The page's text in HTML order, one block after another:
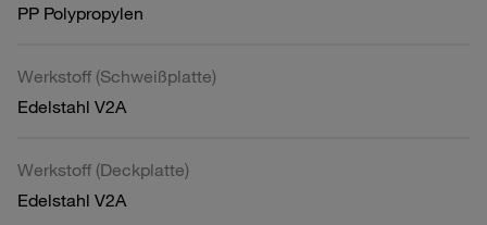
PP Polypropylen
Werkstoff (Schweißplatte)
Edelstahl V2A
Werkstoff (Deckplatte)
Edelstahl V2A